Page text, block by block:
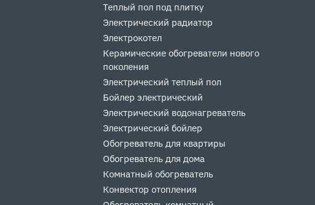
Теплый пол под плитку
Электрический радиатор
Электрокотел
Керамические обогреватели нового
поколения
Электрический теплый пол
Бойлер электрический
Электрический водонагреватель
Электрический бойлер
Обогреватель для квартиры
Обогреватель для дома
Комнатный обогреватель
Конвектор отопления